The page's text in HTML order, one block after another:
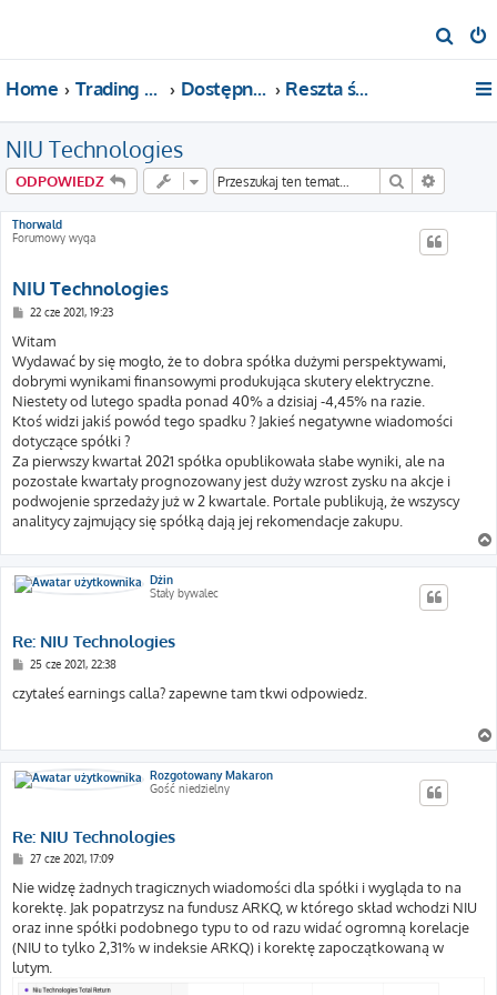
z
Home Trading For a Living Dostępne kategorie Reszta świata
NIU Technologies
ODPOWIEDZ Szukaj
Thorwald
Forumowy wyga
NIU Technologies
P
s
t
22 cze 2021, 19:23
Witam
Wydawać by się mogło, że to dobra spółka dużymi perspektywami,
dobrymi wynikami finansowymi produkująca skutery elektryczne.
Niestety od lutego spadła ponad 40% a dzisiaj -4,45% na razie.
Ktoś widzi jakiś powód tego spadku ? Jakieś negatywne wiadomości
dotyczące spółki ?
Za pierwszy kwartał 2021 spółka opublikowała słabe wyniki, ale na
pozostałe kwartały prognozowany jest duży wzrost zysku na akcje i
podwojenie sprzedaży już w 2 kwartale. Portale publikują, że wszyscy
analitycy zajmujący się spółką dają jej rekomendacje zakupu.
Dżin
Stały bywalec
Re: NIU Technologies
P
s
t
25 cze 2021, 22:38
czytałeś earnings calla? zapewne tam tkwi odpowiedz.
Rozgotowany Makaron
Gość niedzielny
Re: NIU Technologies
P
s
t
27 cze 2021, 17:09
Nie widzę żadnych tragicznych wiadomości dla spółki i wygląda to na
korektę. Jak popatrzysz na fundusz ARKQ, w którego skład wchodzi NIU
oraz inne spółki podobnego typu to od razu widać ogromną korelacje
(NIU to tylko 2,31% w indeksie ARKQ) i korektę zapoczątkowaną w
lutym.